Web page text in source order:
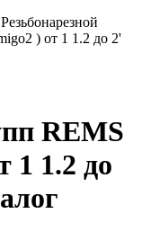
) от 1 1.2 до 2'
REMS
1 1.2 до